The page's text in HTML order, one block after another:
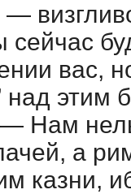
вас,
над этим
Нам
а
казни,